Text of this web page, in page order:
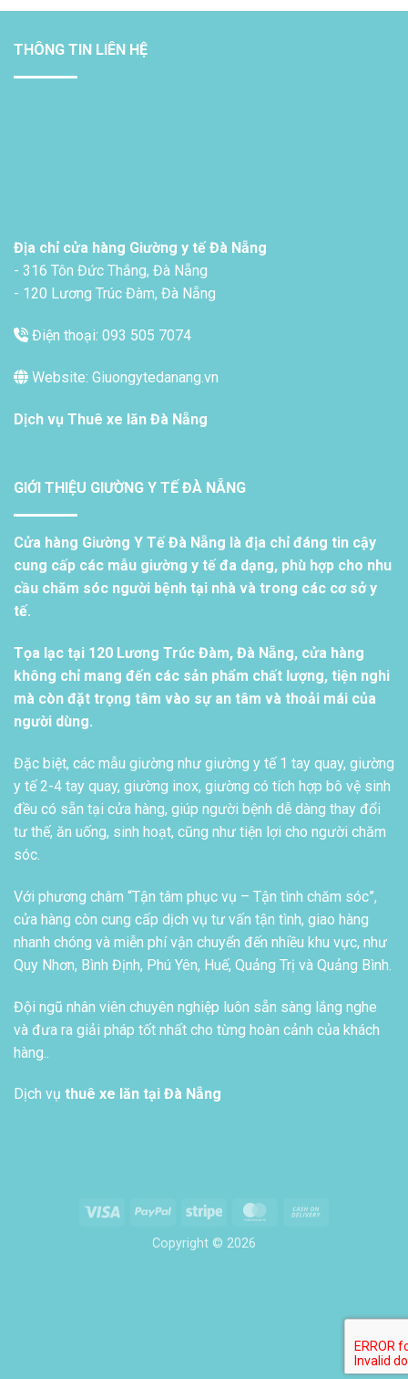
THÔNG TIN LIÊN HỆ
Địa chỉ cửa hàng Giường y tế Đà Nẵng
- 316 Tôn Đức Thắng, Đà Nẵng
- 120 Lương Trúc Đàm, Đà Nẵng
Điện thoại: 093 505 7074
Website: Giuongytedanang.vn
Dịch vụ Thuê xe lăn Đà Nẵng
GIỚI THIỆU GIƯỜNG Y TẾ ĐÀ NẴNG
Cửa hàng Giường Y Tế Đà Nẵng là địa chỉ đáng tin cậy
cung cấp các mẫu giường y tế đa dạng, phù hợp cho nhu
cầu chăm sóc người bệnh tại nhà và trong các cơ sở y
tế.
Tọa lạc tại 120 Lương Trúc Đàm, Đà Nẵng, cửa hàng
không chỉ mang đến các sản phẩm chất lượng, tiện nghi
mà còn đặt trọng tâm vào sự an tâm và thoải mái của
người dùng.
Đặc biệt, các mẫu giường như giường y tế 1 tay quay, giường
y tế 2-4 tay quay, giường inox, giường có tích hợp bô vệ sinh
đều có sẵn tại cửa hàng, giúp người bệnh dễ dàng thay đổi
tư thế, ăn uống, sinh hoạt, cũng như tiện lợi cho người chăm
sóc.
Với phương châm “Tận tâm phục vụ – Tận tình chăm sóc”,
cửa hàng còn cung cấp dịch vụ tư vấn tận tình, giao hàng
nhanh chóng và miễn phí vận chuyển đến nhiều khu vực, như
Quy Nhơn, Bình Định, Phú Yên, Huế, Quảng Trị và Quảng Bình.
Đội ngũ nhân viên chuyên nghiệp luôn sẵn sàng lắng nghe
và đưa ra giải pháp tốt nhất cho từng hoàn cảnh của khách
hàng..
Dịch vụ thuê xe lăn tại Đà Nẵng
Visa PayPal Stripe MasterCard
Copyright © 2026